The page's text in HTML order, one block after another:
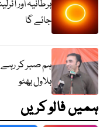
جائے گا
ہم صبر کر رہے
بلاول بھٹو
ہمیں فالو کریں